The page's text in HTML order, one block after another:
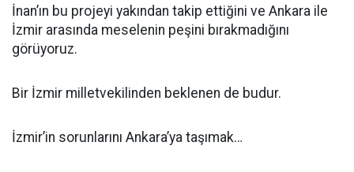
İnan’ın bu projeyi yakından takip ettiğini ve Ankara ile
İzmir arasında meselenin peşini bırakmadığını
görüyoruz.
Bir İzmir milletvekilinden beklenen de budur.
İzmir’in sorunlarını Ankara’ya taşımak…